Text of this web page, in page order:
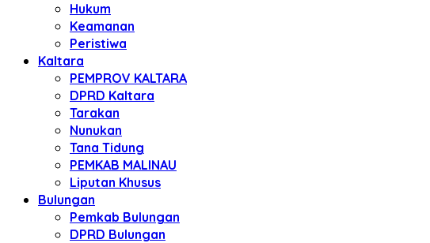
Hukum
Keamanan
Peristiwa
Kaltara
PEMPROV KALTARA
DPRD Kaltara
Tarakan
Nunukan
Tana Tidung
PEMKAB MALINAU
Liputan Khusus
Bulungan
Pemkab Bulungan
DPRD Bulungan